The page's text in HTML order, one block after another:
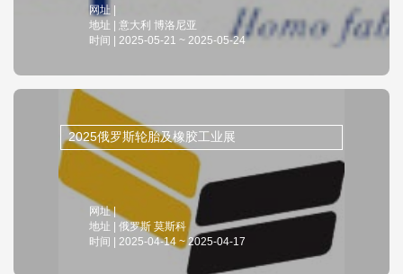
网址 |
地址 | 意大利 博洛尼亚
时间 | 2025-05-21 ~ 2025-05-24
2025俄罗斯轮胎及橡胶工业展
网址 |
地址 | 俄罗斯 莫斯科
时间 | 2025-04-14 ~ 2025-04-17